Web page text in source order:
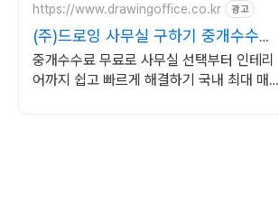
https://www.drawingoffice.co.kr 광고
(주)드로잉 사무실 구하기 중개수수료
무료!
중개수수료 무료로 사무실 선택부터 인테리
어까지 쉽고 빠르게 해결하기 국내 최대 매물